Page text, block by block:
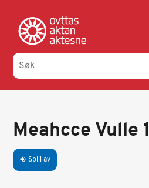
hovedinnhold
Meahcce Vulle 1
volume_up Spill av